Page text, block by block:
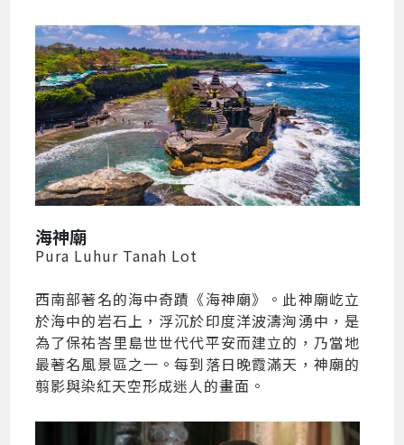
海神廟
Pura Luhur Tanah Lot
西南部著名的海中奇蹟《海神廟》。此神廟屹立
於海中的岩石上，浮沉於印度洋波濤洶湧中，是
為了保祐峇里島世世代代平安而建立的，乃當地
最著名風景區之一。每到落日晚霞滿天，神廟的
翦影與染紅天空形成迷人的畫面。